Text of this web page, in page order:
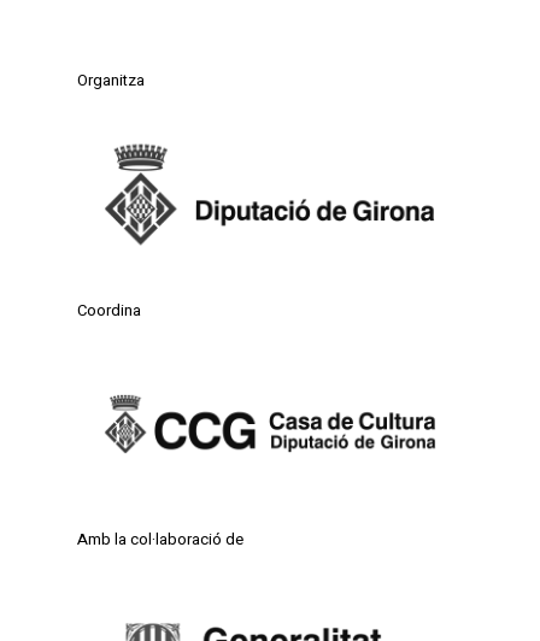
Organitza
Coordina
Amb la col·laboració de